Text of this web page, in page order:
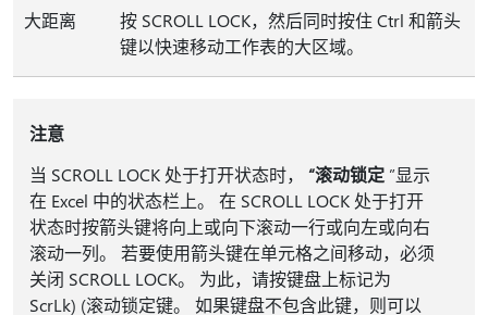
大距离
按 SCROLL LOCK，然后同时按住 Ctrl 和箭头
键以快速移动工作表的大区域。
注意
当 SCROLL LOCK 处于打开状态时， “滚动锁定”显示
在 Excel 中的状态栏上。 在 SCROLL LOCK 处于打开
状态时按箭头键将向上或向下滚动一行或向左或向右
滚动一列。 若要使用箭头键在单元格之间移动，必须
关闭 SCROLL LOCK。 为此，请按键盘上标记为
ScrLk) (滚动锁定键。 如果键盘不包含此键，则可以